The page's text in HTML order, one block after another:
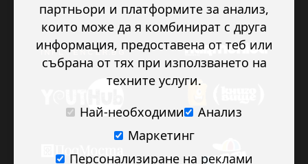
партньори и платформите за анализ,
които може да я комбинират с друга
информация, предоставена от теб или
събрана от тях при използването на
техните услуги.
Най-необходими
Анализ
Маркетинг
Персонализиране на реклами